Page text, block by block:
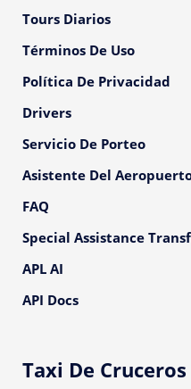
Tours Diarios
Términos De Uso
Política De Privacidad
Drivers
Servicio De Porteo
Asistente Del
FAQ
Special Assistance
APL AI
API Docs
Taxi De Cruceros